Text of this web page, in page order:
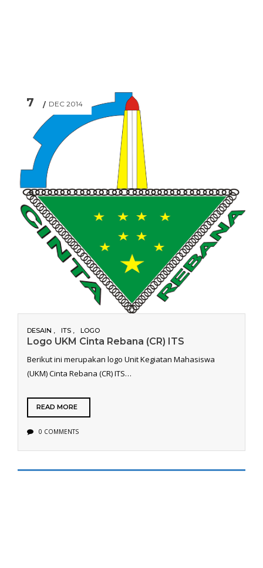
7 DEC 2014
DESAIN ITS LOGO
Logo UKM Cinta Rebana (CR) ITS
Berikut ini merupakan logo Unit Kegiatan Mahasiswa
(UKM) Cinta Rebana (CR) ITS…
READ MORE
0 COMMENTS